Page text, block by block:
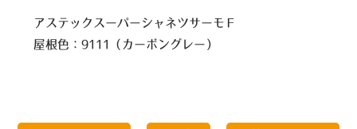
アステックスーパーシャネツサーモＦ
屋根色：9111（カーボングレー）